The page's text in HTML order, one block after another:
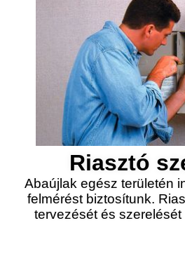
Riasztó
Abaújlak egész területén
felmérést biztosítunk.
tervezését és